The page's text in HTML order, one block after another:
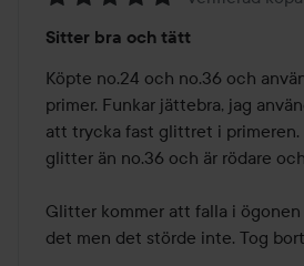
5
av
5
Sitter bra och tätt
Köpte no.24 och no.36 och
primer. Funkar jättebra, jag
att trycka fast glittret i primeren.
glitter än no.36 och är rödare
Glitter kommer att falla i
det men det störde inte. Tog